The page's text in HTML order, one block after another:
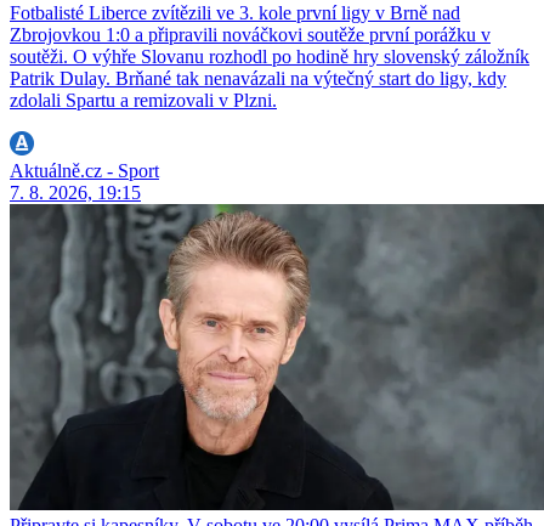
Fotbalisté Liberce zvítězili ve 3. kole první ligy v Brně nad
Zbrojovkou 1:0 a připravili nováčkovi soutěže první porážku v
soutěži. O výhře Slovanu rozhodl po hodině hry slovenský záložník
Patrik Dulay. Brňané tak nenavázali na výtečný start do ligy, kdy
zdolali Spartu a remizovali v Plzni.
Aktuálně.cz - Sport
7. 8. 2026, 19:15